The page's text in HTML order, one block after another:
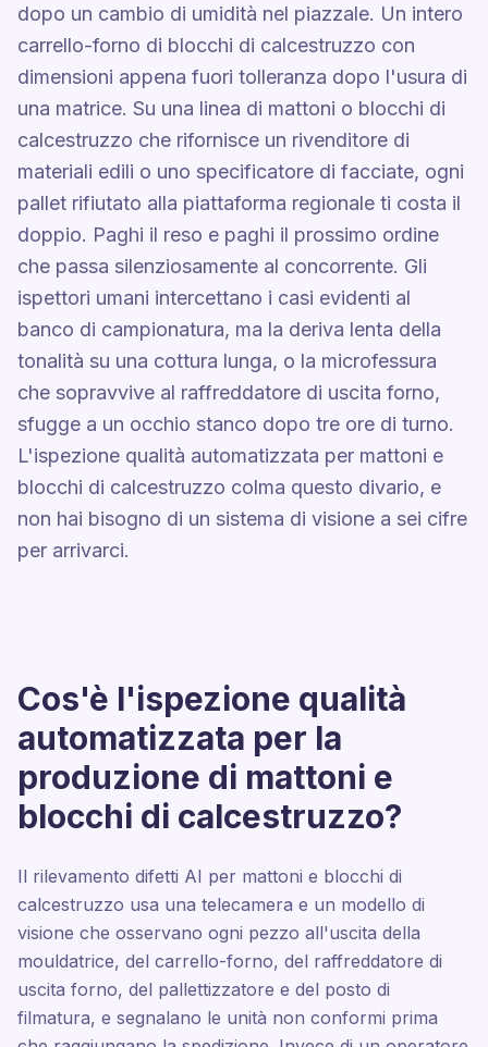
dopo un cambio di umidità nel piazzale. Un intero
carrello-forno di blocchi di calcestruzzo con
dimensioni appena fuori tolleranza dopo l'usura di
una matrice. Su una linea di mattoni o blocchi di
calcestruzzo che rifornisce un rivenditore di
materiali edili o uno specificatore di facciate, ogni
pallet rifiutato alla piattaforma regionale ti costa il
doppio. Paghi il reso e paghi il prossimo ordine
che passa silenziosamente al concorrente. Gli
ispettori umani intercettano i casi evidenti al
banco di campionatura, ma la deriva lenta della
tonalità su una cottura lunga, o la microfessura
che sopravvive al raffreddatore di uscita forno,
sfugge a un occhio stanco dopo tre ore di turno.
L'ispezione qualità automatizzata per mattoni e
blocchi di calcestruzzo colma questo divario, e
non hai bisogno di un sistema di visione a sei cifre
per arrivarci.
Cos'è l'ispezione qualità
automatizzata per la
produzione di mattoni e
blocchi di calcestruzzo?
Il rilevamento difetti AI per mattoni e blocchi di
calcestruzzo usa una telecamera e un modello di
visione che osservano ogni pezzo all'uscita della
mouldatrice, del carrello-forno, del raffreddatore di
uscita forno, del pallettizzatore e del posto di
filmatura, e segnalano le unità non conformi prima